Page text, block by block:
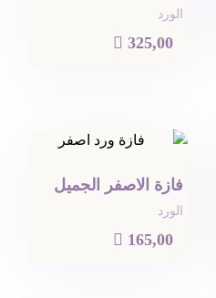
الورد
 325,00
فازة الاصفر الجميل
الورد
 165,00